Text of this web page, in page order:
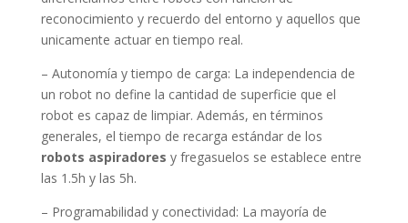
reconocimiento y recuerdo del entorno y aquellos que
unicamente actuar en tiempo real.
– Autonomía y tiempo de carga: La independencia de
un robot no define la cantidad de superficie que el
robot es capaz de limpiar. Además, en términos
generales, el tiempo de recarga estándar de los
robots aspiradores y fregasuelos se establece entre
las 1.5h y las 5h.
– Programabilidad y conectividad: La mayoría de